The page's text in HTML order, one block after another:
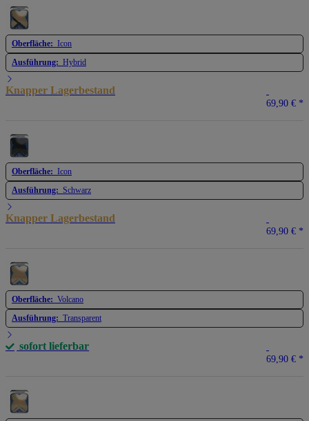
Oberfläche: Icon
Ausführung: Hybrid
Knapper Lagerbestand
69,90 € *
Oberfläche: Icon
Ausführung: Schwarz
Knapper Lagerbestand
69,90 € *
Oberfläche: Volcano
Ausführung: Transparent
sofort lieferbar
69,90 € *